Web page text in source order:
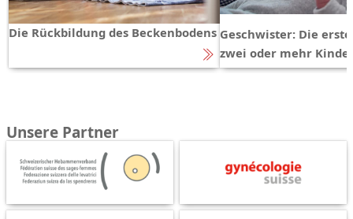
Die Rückbildung des Beckenbodens Geschwister: Die
zwei oder mehr
Unsere Partner